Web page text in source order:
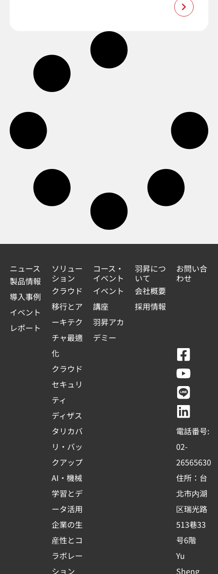
ニュース
製品情報
導入事例
イベント
レポート
ソリュー
ション
クラウド
移行とア
ーキテク
チャ最適
化
クラウド
セキュリ
ティ
ディザス
タリカバ
リ・バッ
クアップ
AI・機械
学習とデ
ータ活用
企業の生
産性とコ
ラボレー
ション
コース・
イベント
イベント
講座
羽昇アカ
デミー
羽昇につ
いて
会社概要
採用情報
お問い合
わせ
F
a
c
e
b
o
o
k
-
s
q
u
a
r
e
Y
o
u
t
u
b
e
L
i
n
e
L
i
n
k
e
d
i
n
電話番号:
02-
26565630
住所：台
北市内湖
区瑞光路
513巷33
号6階
Yu
Sheng